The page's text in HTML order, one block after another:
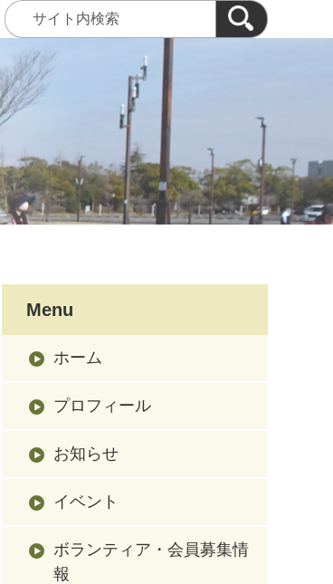
Menu
ホーム
プロフィール
お知らせ
イベント
ボランティア・会員募集情
報